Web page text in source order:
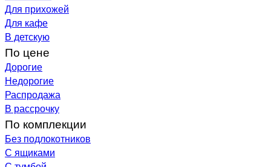
Для прихожей
Для кафе
В детскую
По цене
Дорогие
Недорогие
Распродажа
В рассрочку
По комплекции
Без подлокотников
С ящиками